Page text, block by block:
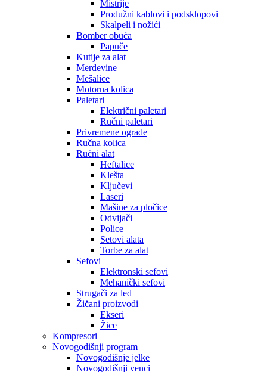
Mistrije
Produžni kablovi i podsklopovi
Skalpeli i nožići
Bomber obuća
Papuče
Kutije za alat
Merdevine
Mešalice
Motorna kolica
Paletari
Električni paletari
Ručni paletari
Privremene ograde
Ručna kolica
Ručni alat
Heftalice
Klešta
Ključevi
Laseri
Mašine za pločice
Odvijači
Police
Setovi alata
Torbe za alat
Sefovi
Elektronski sefovi
Mehanički sefovi
Strugači za led
Žičani proizvodi
Ekseri
Žice
Kompresori
Novogodišnji program
Novogodišnje jelke
Novogodišnji venci